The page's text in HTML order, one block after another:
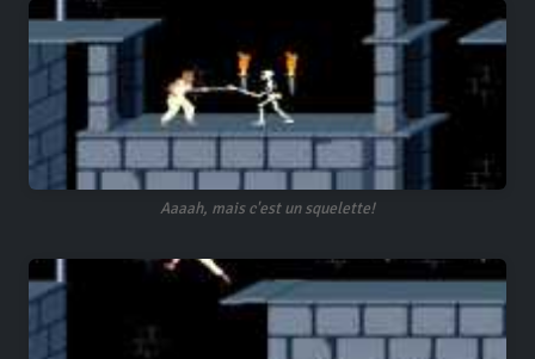
Aaaah, mais c'est un squelette!